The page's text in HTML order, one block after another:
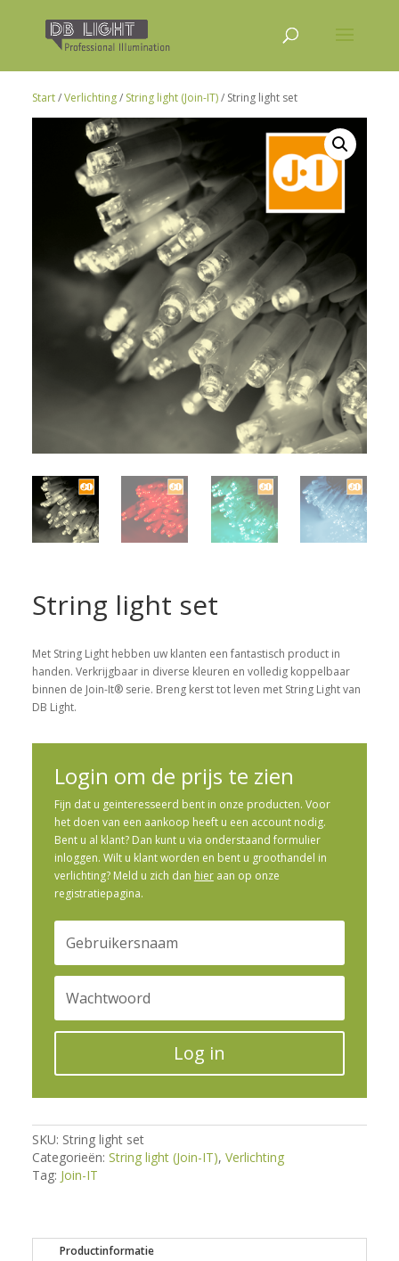
Start/Verlichting/ String light (Join-IT)/ String light set
String light set
Met String Light hebben uw klanten een fantastisch product in
handen. Verkrijgbaar in diverse kleuren en volledig koppelbaar
binnen de Join-It® serie. Breng kerst tot leven met String Light van
DB Light.
Login om de prijs te zien
Fijn dat u geinteresseerd bent in onze producten. Voor
het doen van een aankoop heeft u een account nodig.
Bent u al klant? Dan kunt u via onderstaand formulier
inloggen. Wilt u klant worden en bent u groothandel in
verlichting? Meld u zich dan hieraan op onze
registratiepagina.
Log in
SKU: String light set
Categorieën: String light (Join-IT), Verlichting
Tag: Join-IT
Productinformatie